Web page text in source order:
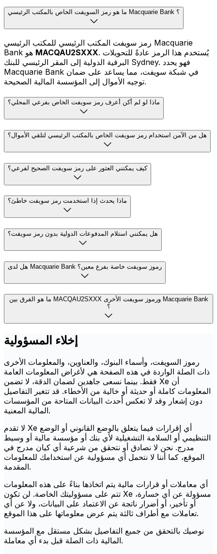
ما هو رمز السويفت الخاص بالمكتب الرئيسي Macquarie Bank ؟
رمز سويفت المكتب الرئيسي للمكتب الرئيسي Macquarie
MACQAU2SXXX. يُستخدم هذا الرمز عادةً للتحويلات
البرقية الدولية إلى المقر الرئيسي للبنك Sydney. فهو يحدد
Macquarie Bank في شبكة سويفت، مما يساعد على ضمان
توجيه الأموال إلى المؤسسة المالية الصحيحة.
ماذا لو لم أكن أعرف رمز سويفت الخاص بفرعي المحلي؟
هل من الآمن استخدام رمز سويفت الخاص بالمكتب الرئيسي لتلقي الأموال؟
كيف يمكنني العثور على رمز سويفت الصحيح لفرعي؟
ماذا يحدث إذا استخدمت رمز سويفت خاطئ؟
هل يمكنني استلام المدفوعات الدولية بدون رمز سويفت؟
هل لدى Macquarie Bank رموز سويفت خاصة بفرع معين؟
ما هو الفرق بين MACQAU2SXXX ورموز سويفت الأخرى Macquarie Bank
؟
إخلاء المسؤولية
رموز السويفت، وأسماء البنوك، والعناوين، والمعلومات الأخرى
ذات الصلة الواردة في هذه الصفحة هي لأغراض المعلومات العامة
فقط. بينما نسعى جاهدين لضمان الدقة، لا تضمن Xe أن
المعلومات كاملة أو حديثة أو خالية من الأخطاء. قد تتغير التفاصيل
دون إشعار وقد لا تعكس أحدث البيانات المتاحة من المؤسسات
المالية المعنية.
لا تقدم Xe أي إقرارات فيما يتعلق بالوضع القانوني أو الوضع
التنظيمي أو السلامة التشغيلية لأي بنك أو مؤسسة مالية أو وسيط
مدرج. نحن لا نصادق أو نتحقق من شرعية أي كيان مدرج في
الموقع، كما أننا لا نتحمل أي مسؤولية عن استخدامك للمعلومات
المقدمة.
أي معاملات أو قرارات مالية يتم اتخاذها بناءً على هذه المعلومات
تتم على مسؤوليتك الخاصة. لن تكون Xe مسؤولة عن أي خسارة،
أو تأخير، أو أضرار ناتجة عن الاعتماد على البيانات، ولا عن أي
تعاملات مع أطراف ثالثة يتم عرض معلوماتها على هذا الموقع.
نوصيك بالتحقق من جميع التفاصيل بشكل مستقل مع المؤسسة
المالية ذات الصلة قبل بدء أي معاملة.